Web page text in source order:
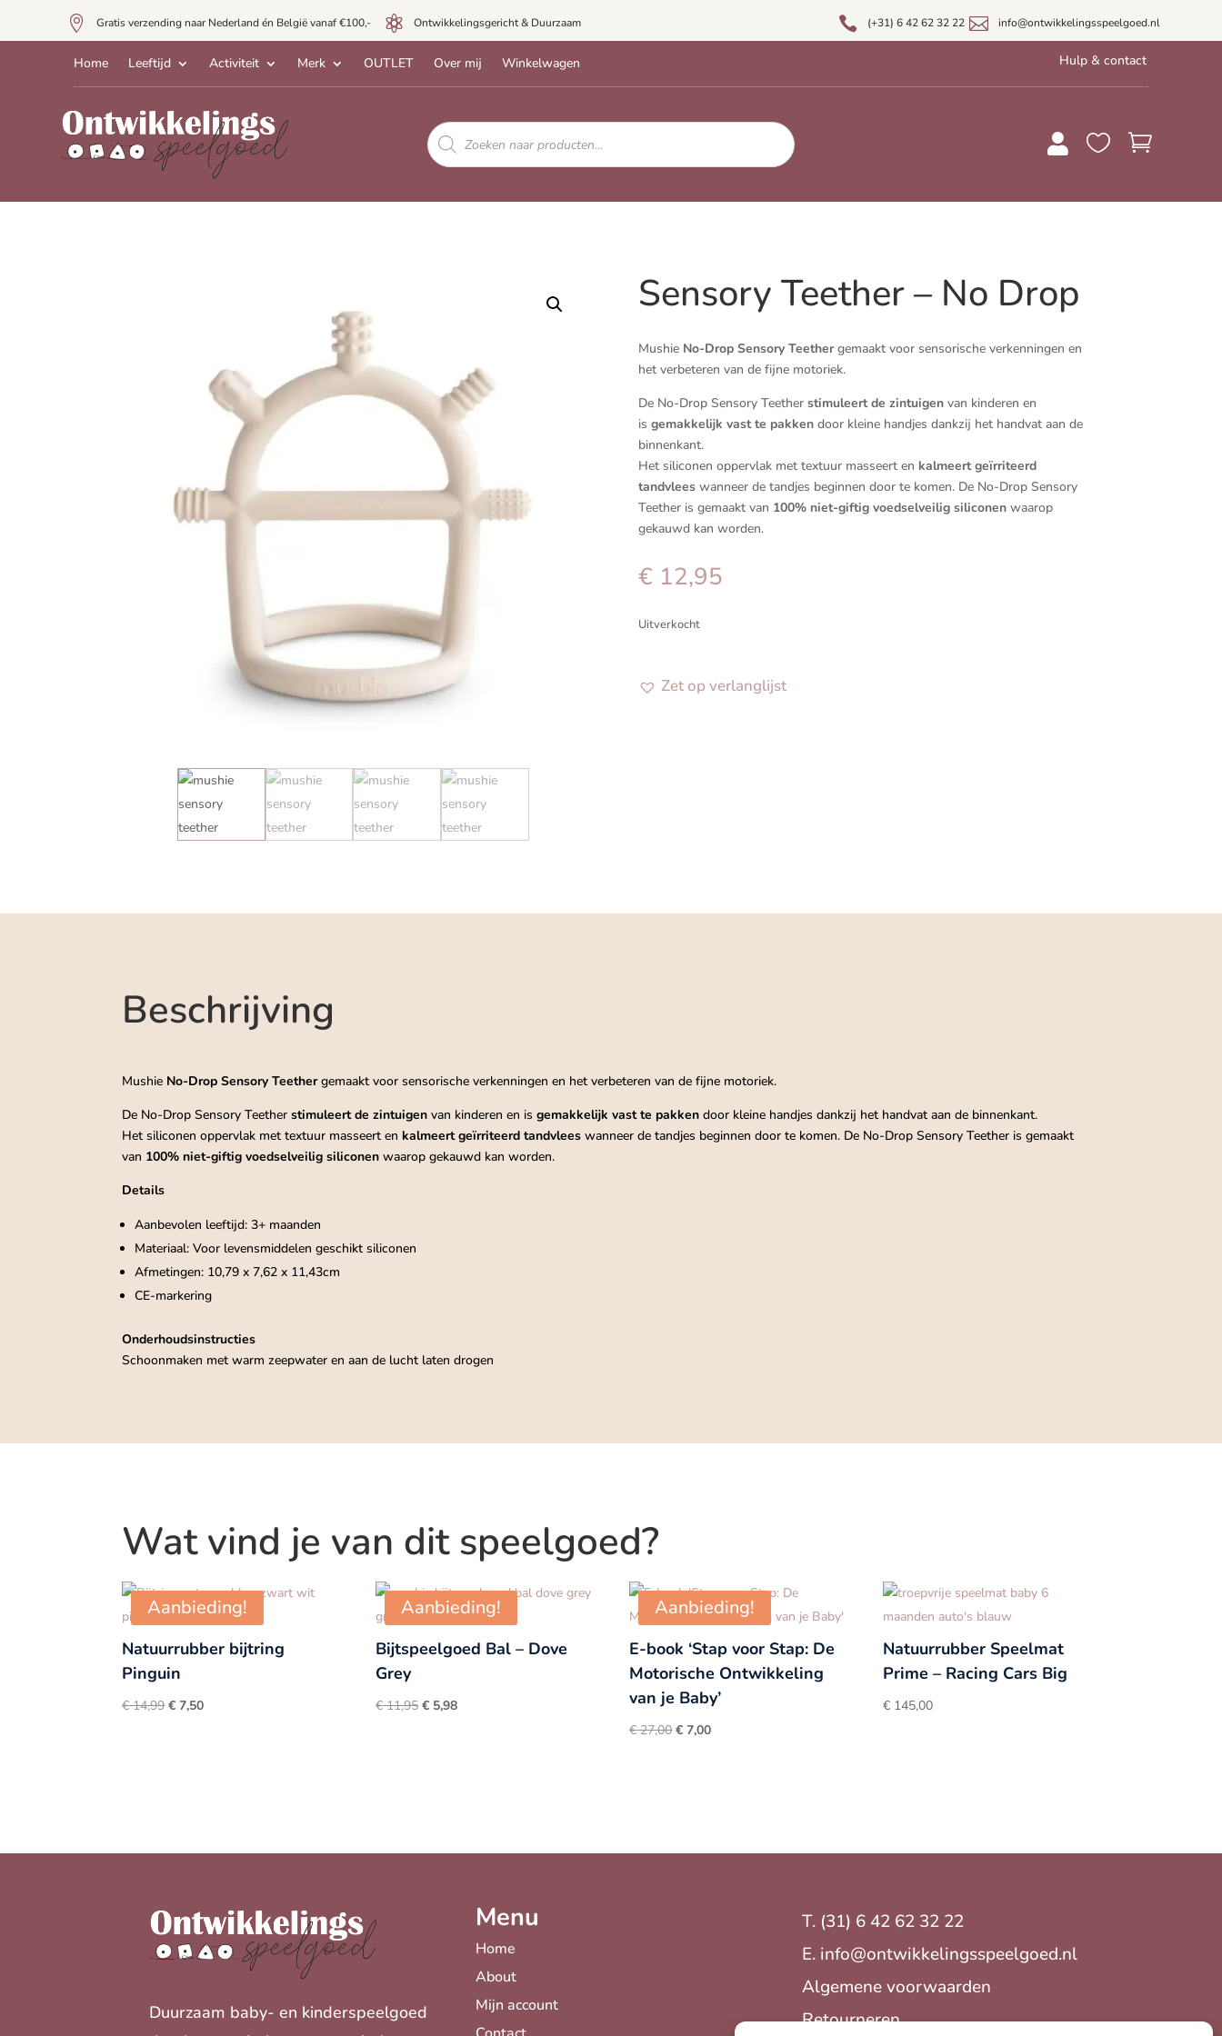
 Gratis verzending naar Nederland én België vanaf €100,-  Ontwikkelingsgericht & Duurzaam  info@ontwikkelingsspeelgoed.nl
 (+31) 6 42 62 32 22
Home Leeftijd Activiteit Merk OUTLET Over mij Winkelwagen Hulp & contact
Producten
zoeken   
Sensory Teether – No Drop
Mushie No-Drop Sensory Teethergemaakt voor sensorische verkenningen en
het verbeteren van de fijne motoriek.
De No-Drop Sensory Teether stimuleert de zintuigenvan kinderen en
is gemakkelijk vast te pakkendoor kleine handjes dankzij het handvat aan de
binnenkant.
Het siliconen oppervlak met textuur masseert en kalmeert geïrriteerd
tandvleeswanneer de tandjes beginnen door te komen. De No-Drop Sensory
Teether is gemaakt van 100% niet-giftig voedselveilig siliconenwaarop
gekauwd kan worden.
€ 12,95
Uitverkocht
Zet op verlanglijst
Beschrijving
Mushie No-Drop Sensory Teethergemaakt voor sensorische verkenningen en het verbeteren van de fijne motoriek.
De No-Drop Sensory Teetherstimuleert de zintuigen van kinderen en isgemakkelijk vast te pakken door kleine handjes dankzij het handvat aan de binnenkant.
Het siliconen oppervlak met textuur masseert en kalmeert geïrriteerd tandvlees wanneer de tandjes beginnen door te komen. De No-Drop Sensory Teether is gemaakt
van 100% niet-giftig voedselveilig siliconen waarop gekauwd kan worden.
Details
Aanbevolen leeftijd: 3+ maanden
Materiaal: Voor levensmiddelen geschikt siliconen
Afmetingen: 10,79 x 7,62 x 11,43cm
CE-markering
Onderhoudsinstructies
Schoonmaken met warm zeepwater en aan de lucht laten drogen
Wat vind je van dit speelgoed?
Aanbieding!
Natuurrubber bijtring
Pinguin
€14,99Oorspronkelijke
€ 7,50Huidige
Aanbieding!
Bijtspeelgoed Bal – Dove
Grey
€11,95Oorspronkelijke
€ 5,98Huidige
Aanbieding!
E-book ‘Stap voor Stap: De
Motorische Ontwikkeling
van je Baby’
€27,00Oorspronkelijke
€ 7,00Huidige
Natuurrubber Speelmat
Prime – Racing Cars Big
€ 145,00
Duurzaam baby- en kinderspeelgoed
Menu
Home
About
Mijn account
T. (31) 6 42 62 32 22
E. info@ontwikkelingsspeelgoed.nl
Algemene voorwaarden
Retourneren